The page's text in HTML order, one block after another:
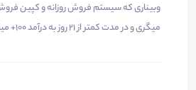
وبیناری که سیستم فروش روزانه و کپین فروش
میگری و در مدت کمتر از 21 روز به درآمد 100+ میلیونی میرسی.